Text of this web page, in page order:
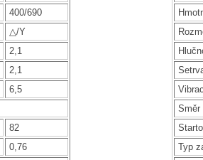
400/690
△/Y
2,1
2,1
6,5
82
0,76
Směr
Typ